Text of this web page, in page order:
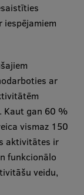
ar
Kaut gan 60 %
vismaz 150
aktivitātes ir
funkcionālo
veidu,